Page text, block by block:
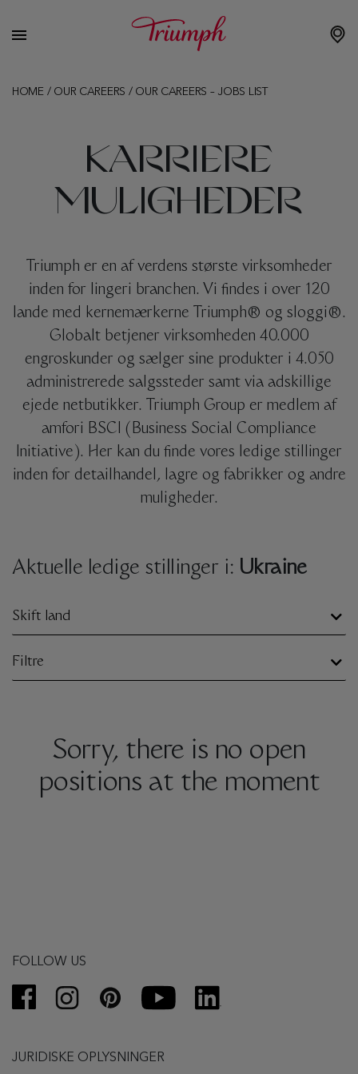
HOME/ OUR CAREERS / OUR CAREERS – JOBS LIST
KARRIERE
MULIGHEDER
Triumph er en af ​​verdens største virksomheder
inden for lingeri branchen. Vi findes i over 120
lande med kernemærkerne Triumph® og sloggi®.
Globalt betjener virksomheden 40.000
engroskunder og sælger sine produkter i 4.050
administrerede salgssteder samt via adskillige
ejede netbutikker. Triumph Group er medlem af
amfori BSCI (Business Social Compliance
Initiative). Her kan du finde vores ledige stillinger
inden for detailhandel, lagre og fabrikker og andre
muligheder.
Aktuelle ledige stillinger i: Ukraine
Skift land
Filtre
Sorry, there is no open
positions at the moment
FOLLOW US
JURIDISKE OPLYSNINGER